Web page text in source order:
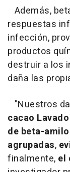
Además,
respuestas
infección,
productos
destruir a los
daña las
"Nuestros
cacao
de beta-
agrupadas,
finalmente, el